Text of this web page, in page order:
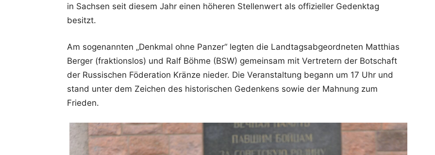
in Sachsen seit diesem Jahr einen höheren Stellenwert als offizieller Gedenktag
besitzt.
Am sogenannten „Denkmal ohne Panzer“ legten die Landtagsabgeordneten Matthias
Berger (fraktionslos) und Ralf Böhme (BSW) gemeinsam mit Vertretern der Botschaft
der Russischen Föderation Kränze nieder. Die Veranstaltung begann um 17 Uhr und
stand unter dem Zeichen des historischen Gedenkens sowie der Mahnung zum
Frieden.